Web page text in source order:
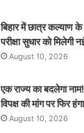
बिहार में छात्र कल्याण
परीक्षा सुधार को मिलेगी
August 10, 2026
एक राज्य का बदलेगा
विपक्ष की मांग पर फिर
August 10, 2026